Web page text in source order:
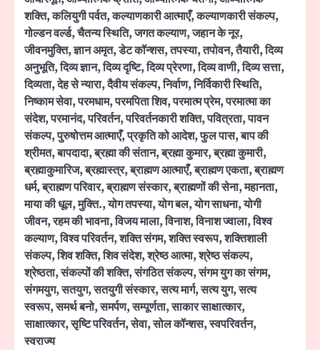
शक्ति,कलियुगी पर्वत,कल्याणकारी आत्माएँ,कल्याणकारी संकल्प,
गोल्डन वर्ल्ड,चैतन्य स्थिति,जगत कल्याण,जहान के नूर,
जीवनमुक्ति,ज्ञान अमृत,डेट कॉन्शस,तपस्या,तपोवन,तैयारी,दिव्य
अनुभूति,दिव्य ज्ञान,दिव्य दृष्टि,दिव्य प्रेरणा,दिव्य वाणी,दिव्य सत्ता,
दिव्यता,देह से न्यारा,दैवीय संकल्प,निर्वाण,निर्विकारी स्थिति,
निष्काम सेवा,परमधाम,परमपिता शिव,परमात्म प्रेम,परमात्मा का
संदेश,परमानंद,परिवर्तन,परिवर्तनकारी शक्ति,पवित्रता,पावन
संकल्प,पुरुषोत्तम आत्माएँ,प्रकृति को आदेश,फुल पास,बाप की
श्रीमत,बापदादा,ब्रह्मा की संतान,ब्रह्मा कुमार,ब्रह्मा कुमारी,
ब्रह्माकुमारिज,ब्रह्मास्त्र,ब्राह्मण आत्माएँ,ब्राह्मण एकता,ब्राह्मण
धर्म,ब्राह्मण परिवार,ब्राह्मण संस्कार,ब्राह्मणों की सेना,महानता,
माया की धूल,मुक्ति.,योग तपस्या,योग बल,योग साधना,योगी
जीवन,रहम की भावना,विजय माला,विनाश,विनाश ज्वाला,विश्व
कल्याण,विश्व परिवर्तन,शक्ति संगम,शक्ति स्वरूप,शक्तिशाली
संकल्प,शिव शक्ति,शिव संदेश,श्रेष्ठ आत्मा,श्रेष्ठ संकल्प,
श्रेष्ठता,संकल्पों की शक्ति,संगठित संकल्प,संगम युग का संगम,
संगमयुग,सतयुग,सतयुगी संस्कार,सत्य मार्ग,सत्य युग,सत्य
स्वरूप,समर्थ बनो,समर्पण,सम्पूर्णता,साकार साक्षात्कार,
साक्षात्कार,सृष्टि परिवर्तन,सेवा,सोल कॉन्शस,स्वपरिवर्तन,
स्वराज्य